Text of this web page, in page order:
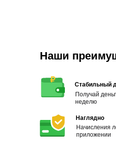
Наши
Стабильный
Получай
неделю
Наглядно
Начисления
приложении